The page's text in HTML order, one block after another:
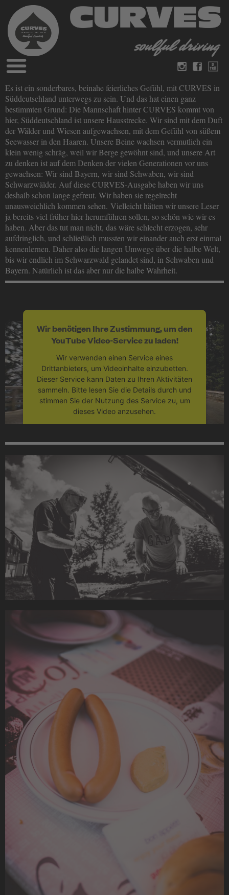
Blog
Magazine
Bücher
Videos
Deutsch Englisch
über Curves
Impressum
Datenschutz
Kontakt
Es ist ein sonderbares, beinahe feierliches Gefühl, mit CURVES in
Süddeutschland unterwegs zu sein. Und das hat einen ganz
bestimmten Grund: Die Mannschaft hinter CURVES kommt von
hier, Süddeutschland ist unsere Hausstrecke. Wir sind mit dem Duft
der Wälder und Wiesen aufgewachsen, mit dem Gefühl von süßem
Seewasser in den Haaren. Unsere Beine wachsen vermutlich ein
klein wenig schräg, weil wir Berge gewöhnt sind, und unsere Art
zu denken ist auf dem Denken der vielen Generationen vor uns
gewachsen: Wir sind Bayern, wir sind Schwaben, wir sind
Schwarzwälder. Auf diese CURVES-Ausgabe haben wir uns
deshalb schon lange gefreut. Wir haben sie regelrecht
unausweichlich kommen sehen. Vielleicht hätten wir unsere Leser
ja bereits viel früher hier herumführen sollen, so schön wie wir es
haben. Aber das tut man nicht, das wäre schlecht erzogen, sehr
aufdringlich, und schließlich mussten wir einander auch erst einmal
kennenlernen. Daher also die langen Umwege über die halbe Welt,
bis wir endlich im Schwarzwald gelandet sind, in Schwaben und
Bayern. Natürlich ist das aber nur die halbe Wahrheit.
Wir benötigen Ihre Zustimmung, um den
YouTube Video-Service zu laden!
Wir verwenden einen Service eines
Drittanbieters, um Videoinhalte einzubetten.
Dieser Service kann Daten zu Ihren Aktivitäten
sammeln. Bitte lesen Sie die Details durch und
stimmen Sie der Nutzung des Service zu, um
dieses Video anzusehen.
Akzeptieren
Usercentrics Consent
Management Platform